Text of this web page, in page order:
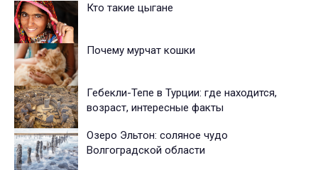
Кто такие цыгане
Почему мурчат кошки
Гебекли-Тепе в Турции: где находится,
возраст, интересные факты
Озеро Эльтон: соляное чудо
Волгоградской области